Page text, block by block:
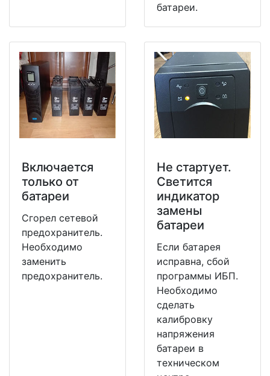
батареи.
Включается
только от
батареи
Сгорел сетевой
предохранитель.
Необходимо
заменить
предохранитель.
Не стартует.
Светится
индикатор
замены
батареи
Если батарея
исправна, сбой
программы ИБП.
Необходимо
сделать
калибровку
напряжения
батареи в
техническом